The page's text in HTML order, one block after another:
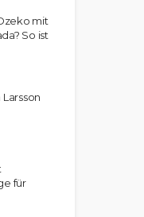
mit
So ist
für